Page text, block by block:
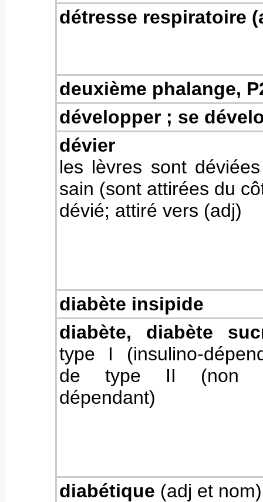
détresse respiratoire
deuxième phalange,
développer ; se
dévier
les lèvres sont
sain (sont attirées du
dévié; attiré vers (adj)
diabète insipide
diabète, diabète
type I (insulino-
de type II (non
dépendant)
diabétique (adj et nom)